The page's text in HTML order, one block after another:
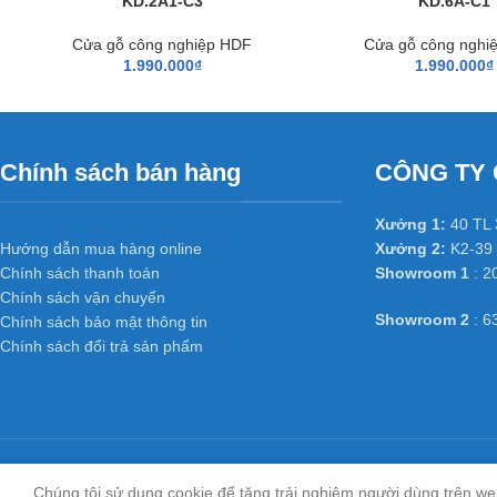
Cửa gỗ công nghiệp HDF
1.990.000₫
Cửa gỗ công
1.990.000₫
Chính sách bán hàng
Hướng dẫn mua hàng online
Chính sách thanh toán
Chính sách vận chuyển
Chính sách bảo mật thông tin
Chính sách đổi trả sản phẩm
CÔNG TY
Xưởng 1: 40 TL
Xưởng 2: K2-
Showroom 1:
Showroom 2 :
Chúng tôi sử dụng cookie để tăng trải nghiệm người dùng trên